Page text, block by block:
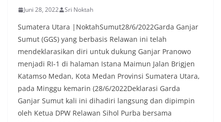
Juni 28, 2022 Sri Noktah
Sumatera Utara |NoktahSumut28/6/2022Garda Ganjar
Sumut (GGS) yang berbasis Relawan ini telah
mendeklarasikan diri untuk dukung Ganjar Pranowo
menjadi RI-1 di halaman Istana Maimun Jalan Brigjen
Katamso Medan, Kota Medan Provinsi Sumatera Utara,
pada Minggu kemarin (28/6/2022Deklarasi Garda
Ganjar Sumut kali ini dihadiri langsung dan dipimpin
oleh Ketua DPW Relawan Sihol Purba bersama